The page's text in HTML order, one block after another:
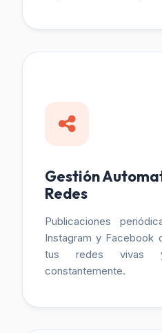
Gestión
Redes
Publicaciones
Instagram y Facebook
tus redes vivas
constantemente.